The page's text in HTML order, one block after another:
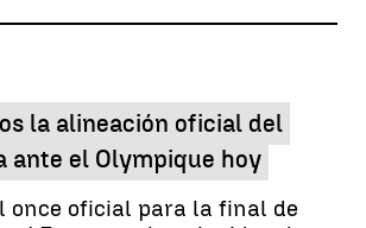
la alineación oficial del
ante el Olympique hoy
once oficial para la final de